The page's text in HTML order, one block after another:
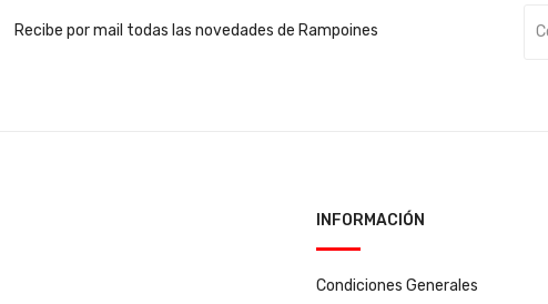
Recibe por mail todas las novedades de Rampoines
INFORMACIÓN
Condiciones Generales